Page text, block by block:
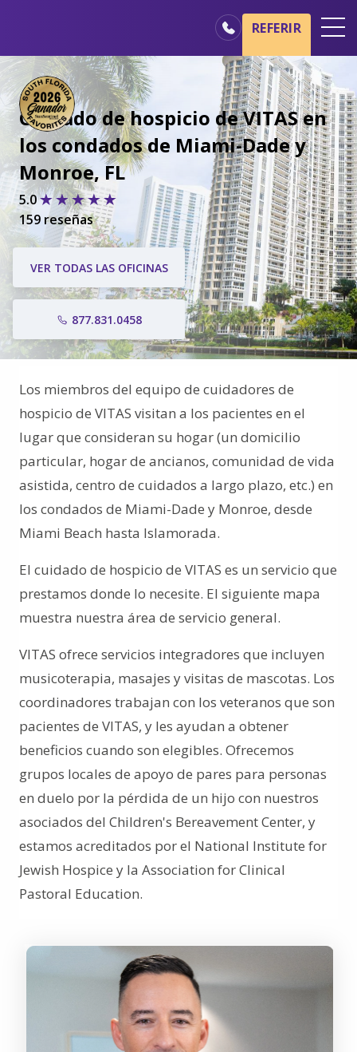
Oficinas
Básicos del cuidado de hospicio
Nuestros servicios
Profesionales médicos
Familiares y cuidadores
REFERIR
Cuidado de hospicio de VITAS en
los condados de Miami-Dade y
Monroe, FL
5.0
159 reseñas
877.831.0458
VER TODAS LAS OFICINAS
Los miembros del equipo de cuidadores de
hospicio de VITAS visitan a los pacientes en el
lugar que consideran su hogar (un domicilio
particular, hogar de ancianos, comunidad de vida
asistida, centro de cuidados a largo plazo, etc.) en
los condados de Miami-Dade y Monroe, desde
Miami Beach hasta Islamorada.
El cuidado de hospicio de VITAS es un servicio que
prestamos donde lo necesite. El siguiente mapa
muestra nuestra área de servicio general.
VITAS ofrece servicios integradores que incluyen
musicoterapia, masajes y visitas de mascotas. Los
coordinadores trabajan con los veteranos que son
pacientes de VITAS, y les ayudan a obtener
beneficios cuando son elegibles. Ofrecemos
grupos locales de apoyo de pares para personas
en duelo por la pérdida de un hijo con nuestros
asociados del Children's Bereavement Center, y
estamos acreditados por el National Institute for
Jewish Hospice y la Association for Clinical
Pastoral Education.